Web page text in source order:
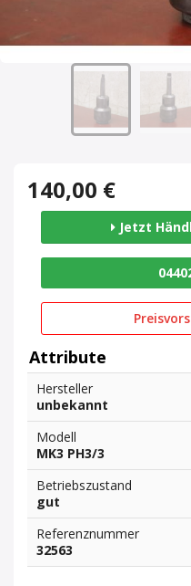
140,00 €
Jetzt
Attribute
Hersteller
unbekannt
Modell
MK3 PH3/3
Betriebszustand
gut
Referenznummer
32563